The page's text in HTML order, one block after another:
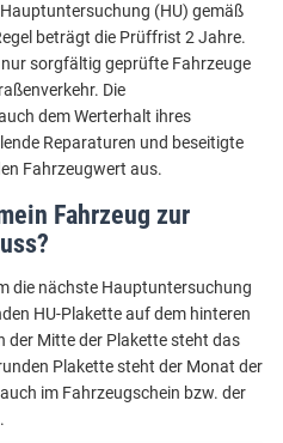
(HU) gemäß
beträgt die Prüffrist 2 Jahre.
sorgfältig geprüfte Fahrzeuge
Die
dem Werterhalt ihres
Reparaturen und beseitigte
Fahrzeugwert aus.
Fahrzeug zur
die nächste Hauptuntersuchung
HU-Plakette auf dem hinteren
der Mitte der Plakette steht das
Plakette steht der Monat der
im Fahrzeugschein bzw. der